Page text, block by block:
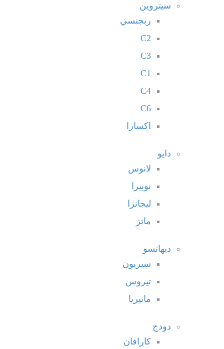
سيتروين
ربجنسي
C2
C3
C1
C4
C6
اكسارا
دايو
لانوس
نوبيرا
ليجانزا
ماتز
ديهاتسو
سيريون
تيروس
ماتيريا
دودج
كارافان